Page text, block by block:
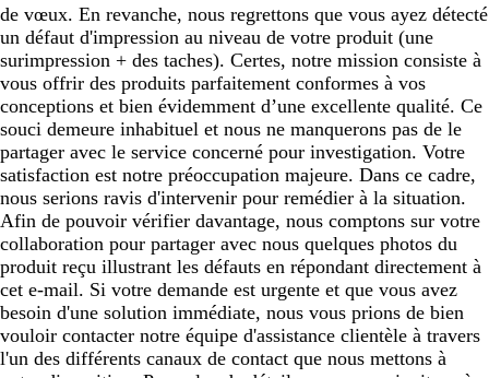
de vœux. En revanche, nous regrettons que vous ayez détecté
un défaut d'impression au niveau de votre produit (une
surimpression + des taches). Certes, notre mission consiste à
vous offrir des produits parfaitement conformes à vos
conceptions et bien évidemment d’une excellente qualité. Ce
souci demeure inhabituel et nous ne manquerons pas de le
partager avec le service concerné pour investigation. Votre
satisfaction est notre préoccupation majeure. Dans ce cadre,
nous serions ravis d'intervenir pour remédier à la situation.
Afin de pouvoir vérifier davantage, nous comptons sur votre
collaboration pour partager avec nous quelques photos du
produit reçu illustrant les défauts en répondant directement à
cet e-mail. Si votre demande est urgente et que vous avez
besoin d'une solution immédiate, nous vous prions de bien
vouloir contacter notre équipe d'assistance clientèle à travers
l'un des différents canaux de contact que nous mettons à